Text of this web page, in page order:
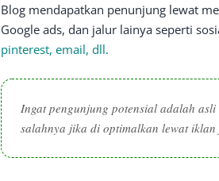
Blog mendapatkan penunjung lewat
Google ads, dan jalur lainya seperti
pinterest, email, dll.
Ingat pengunjung potensial adalah
salahnya jika di optimalkan lewat